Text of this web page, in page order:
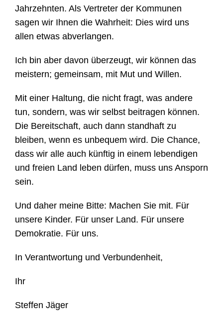
Jahrzehnten. Als Vertreter der Kommunen
sagen wir Ihnen die Wahrheit: Dies wird uns
allen etwas abverlangen.
Ich bin aber davon überzeugt, wir können das
meistern; gemeinsam, mit Mut und Willen.
Mit einer Haltung, die nicht fragt, was andere
tun, sondern, was wir selbst beitragen können.
Die Bereitschaft, auch dann standhaft zu
bleiben, wenn es unbequem wird. Die Chance,
dass wir alle auch künftig in einem lebendigen
und freien Land leben dürfen, muss uns Ansporn
sein.
Und daher meine Bitte: Machen Sie mit. Für
unsere Kinder. Für unser Land. Für unsere
Demokratie. Für uns.
In Verantwortung und Verbundenheit,
Ihr
Steffen Jäger